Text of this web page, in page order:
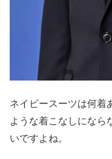
ネイビースーツは何着
ような着こなしになら
いですよね。